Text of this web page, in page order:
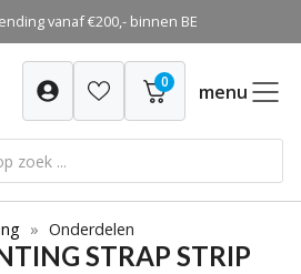
vanaf €200,- binnen BE
0 menu
» Onderdelen
STRAP STRIP